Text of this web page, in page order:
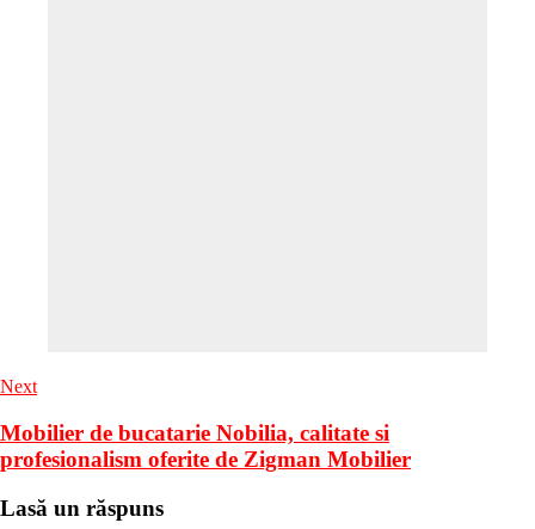
Next
Mobilier de bucatarie Nobilia, calitate si
profesionalism oferite de Zigman Mobilier
Lasă un răspuns